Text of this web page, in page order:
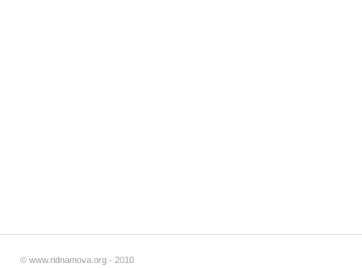
© www.ridnamova.org - 2010